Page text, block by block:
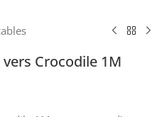
vers Crocodile 1M